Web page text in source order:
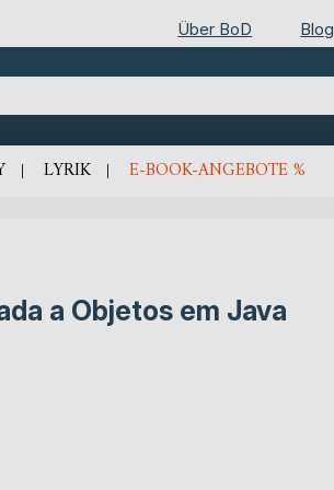
Über BoD Blog
LYRIK E-BOOK-ANGEBOTE %
a Objetos em Java